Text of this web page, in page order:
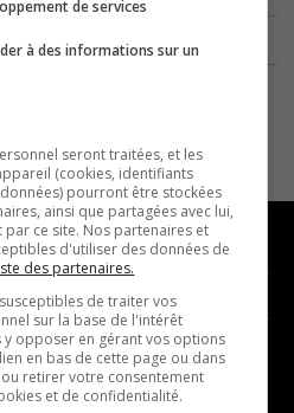
MUSIQUE
- Décompte franco
- Joué récemment
de services
à des informations sur un
seront traitées, et les
(cookies, identifiants
pourront être stockées
ainsi que partagées avec lui,
ce site. Nos partenaires et
d'utiliser des données de
des partenaires.
de traiter vos
sur la base de l'intérêt
y opposer en gérant vos options
en bas de cette page ou dans
retirer votre consentement
et de confidentialité.